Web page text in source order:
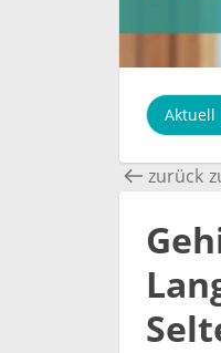
Aktuell
zurück